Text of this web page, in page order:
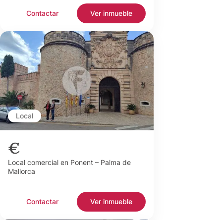
Contactar Ver inmueble
Local
€
Local comercial en Ponent – Palma de
Mallorca
Contactar Ver inmueble